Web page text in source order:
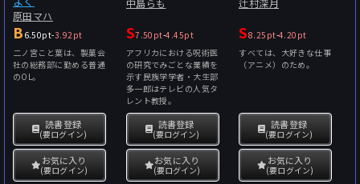
原田マハ
B 6.50pt-3.92pt
二ノ宮こと葉は、製菓会
社の総務部に勤める普通
のOL。
読書登録
(要ログイン)
お気に入り
(要ログイン)
S7.50pt-4.45pt
アフリカにおける呪術医
の研究でみごとな業績を
示す民族学学者・大生部
多一郎はテレビの人気タ
レント教授。
読書登録
(要ログイン)
お気に入り
(要ログイン)
S8.25pt-4.20pt
すべては、大好きな仕事
（アニメ）のため。
読書登録
(要ログイン)
お気に入り
(要ログイン)